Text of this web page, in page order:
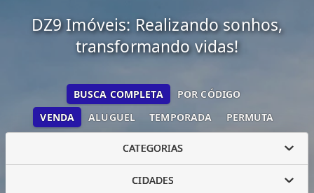
DZ9 Imóveis: Realizando sonhos,
transformando vidas!
VENDA ALUGUEL TEMPORADA PERMUTA
BUSCA COMPLETA POR CÓDIGO
CATEGORIAS
CIDADES